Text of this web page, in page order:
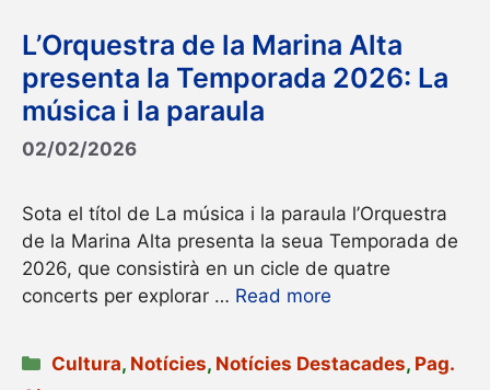
L’Orquestra de la Marina Alta
presenta la Temporada 2026: La
música i la paraula
02/02/2026
Sota el títol de La música i la paraula l’Orquestra
de la Marina Alta presenta la seua Temporada de
2026, que consistirà en un cicle de quatre
concerts per explorar … Read more
Categories
Cultura, Notícies, Notícies Destacades, Pag.